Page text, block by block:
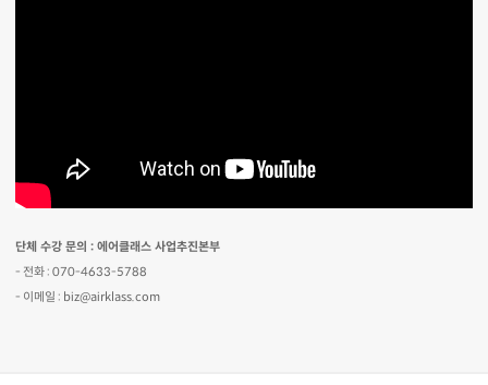
단체 수강 문의 : 에어클래스 사업추진본부
- 전화 : 070-4633-5788
- 이메일 : biz@airklass.com